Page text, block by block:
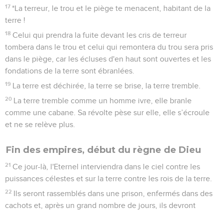
17 *La terreur, le trou et le piège te menacent, habitant de la
terre !
18 Celui qui prendra la fuite devant les cris de terreur
tombera dans le trou et celui qui remontera du trou sera pris
dans le piège, car les écluses d'en haut sont ouvertes et les
fondations de la terre sont ébranlées.
19 La terre est déchirée, la terre se brise, la terre tremble.
20 La terre tremble comme un homme ivre, elle branle
comme une cabane. Sa révolte pèse sur elle, elle s’écroule
et ne se relève plus.
Fin des empires, début du règne de Dieu
21 Ce jour-là, l'Eternel interviendra dans le ciel contre les
puissances célestes et sur la terre contre les rois de la terre.
22 Ils seront rassemblés dans une prison, enfermés dans des
cachots et, après un grand nombre de jours, ils devront